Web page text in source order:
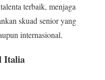
terbaik, menjaga
skuad senior yang
internasional.
Italia